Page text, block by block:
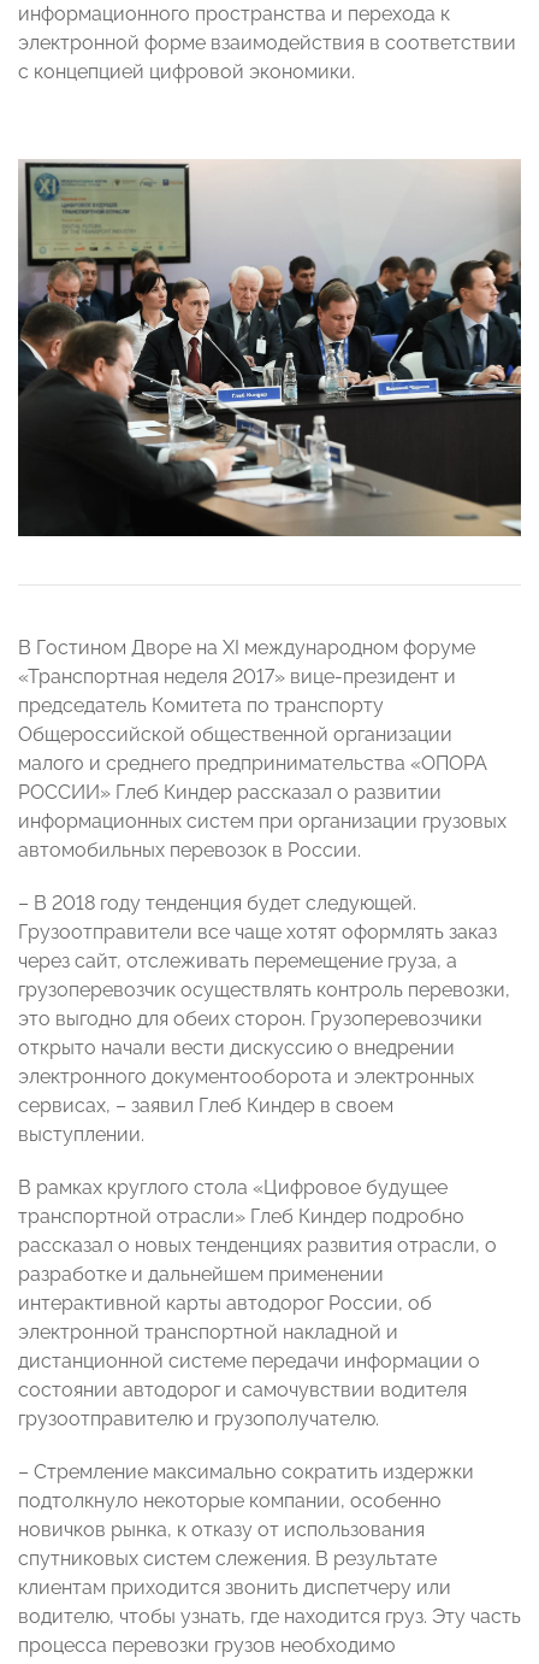
информационного пространства и перехода к
электронной форме взаимодействия в соответствии
с концепцией цифровой экономики.
В Гостином Дворе на XI международном форуме
«Транспортная неделя 2017» вице-президент и
председатель Комитета по транспорту
Общероссийской общественной организации
малого и среднего предпринимательства «ОПОРА
РОССИИ» Глеб Киндер рассказал о развитии
информационных систем при организации грузовых
автомобильных перевозок в России.
– В 2018 году тенденция будет следующей.
Грузоотправители все чаще хотят оформлять заказ
через сайт, отслеживать перемещение груза, а
грузоперевозчик осуществлять контроль перевозки,
это выгодно для обеих сторон. Грузоперевозчики
открыто начали вести дискуссию о внедрении
электронного документооборота и электронных
сервисах, – заявил Глеб Киндер в своем
выступлении.
В рамках круглого стола «Цифровое будущее
транспортной отрасли» Глеб Киндер подробно
рассказал о новых тенденциях развития отрасли, о
разработке и дальнейшем применении
интерактивной карты автодорог России, об
электронной транспортной накладной и
дистанционной системе передачи информации о
состоянии автодорог и самочувствии водителя
грузоотправителю и грузополучателю.
– Стремление максимально сократить издержки
подтолкнуло некоторые компании, особенно
новичков рынка, к отказу от использования
спутниковых систем слежения. В результате
клиентам приходится звонить диспетчеру или
водителю, чтобы узнать, где находится груз. Эту часть
процесса перевозки грузов необходимо